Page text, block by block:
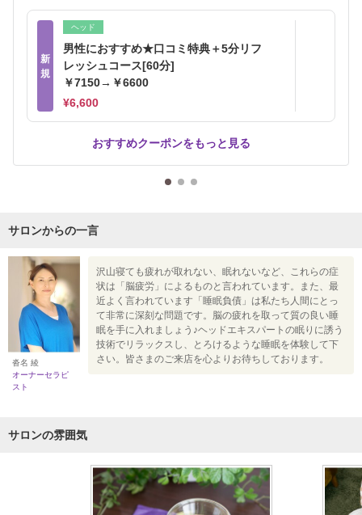
新
規
ヘッド
男性におすすめ★口コミ特典＋5分リフ
レッシュコース[60分]
￥7150→￥6600
¥6,600
おすすめクーポンをもっと見る
サロンからの一言
沓名 綾
オーナーセラピ
スト
沢山寝ても疲れが取れない、眠れないなど、これらの症
状は「脳疲労」によるものと言われています。また、最
近よく言われています「睡眠負債」は私たち人間にとっ
て非常に深刻な問題です。脳の疲れを取って質の良い睡
眠を手に入れましょう♪ヘッドエキスパートの眠りに誘う
技術でリラックスし、とろけるような睡眠を体験して下
さい。皆さまのご来店を心よりお待ちしております。
サロンの雰囲気